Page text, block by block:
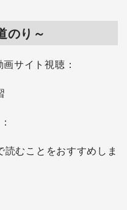
のり～
サイト視聴：
むことをおすすめしま